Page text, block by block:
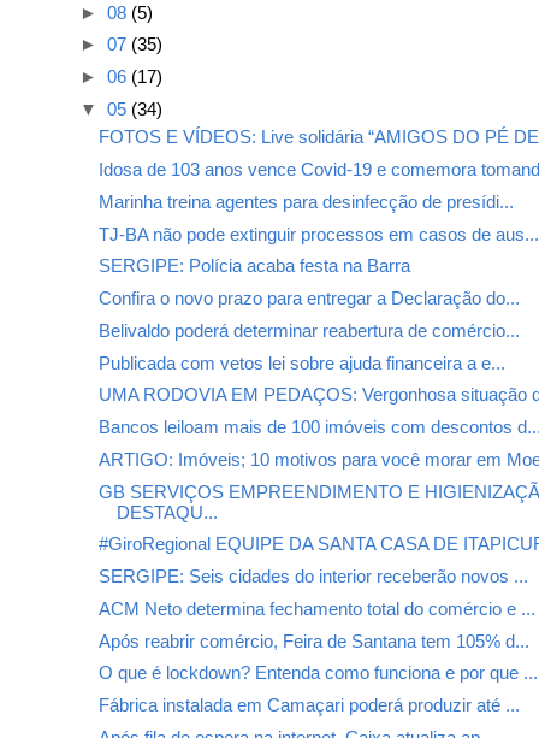
► 08 (5)
► 07 (35)
► 06 (17)
▼ 05 (34)
FOTOS E VÍDEOS: Live solidária “AMIGOS DO PÉ
Idosa de 103 anos vence Covid-19 e comemora
Marinha treina agentes para desinfecção de presídi...
TJ-BA não pode extinguir processos em casos de aus...
SERGIPE: Polícia acaba festa na Barra
Confira o novo prazo para entregar a Declaração do...
Belivaldo poderá determinar reabertura de comércio...
Publicada com vetos lei sobre ajuda financeira a e...
UMA RODOVIA EM PEDAÇOS: Vergonhosa situação
Bancos leiloam mais de 100 imóveis com descontos
ARTIGO: Imóveis; 10 motivos para você morar em
GB SERVIÇOS EMPREENDIMENTO E
DESTAQU...
#GiroRegional EQUIPE DA SANTA CASA DE
SERGIPE: Seis cidades do interior receberão novos ...
ACM Neto determina fechamento total do comércio e ...
Após reabrir comércio, Feira de Santana tem 105% d...
O que é lockdown? Entenda como funciona e por que ...
Fábrica instalada em Camaçari poderá produzir até ...